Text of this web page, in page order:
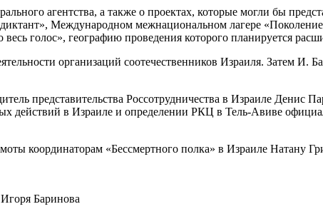
агентства, а также о проектах, которые могли бы
Международном межнациональном лагере
голос», географию проведения которого планируется
организаций соотечественников Израиля. Затем И.
представительства Россотрудничества в Израиле Денис
действий в Израиле и определении РКЦ в Тель-Авиве
координаторам «Бессмертного полка» в Израиле Натану
Баринова